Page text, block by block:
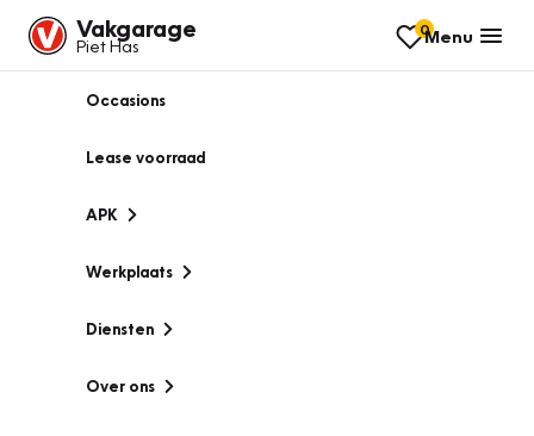
Vakgarage
Piet Has
0Menu
Occasions
Lease voorraad
APK
Werkplaats
Diensten
Over ons